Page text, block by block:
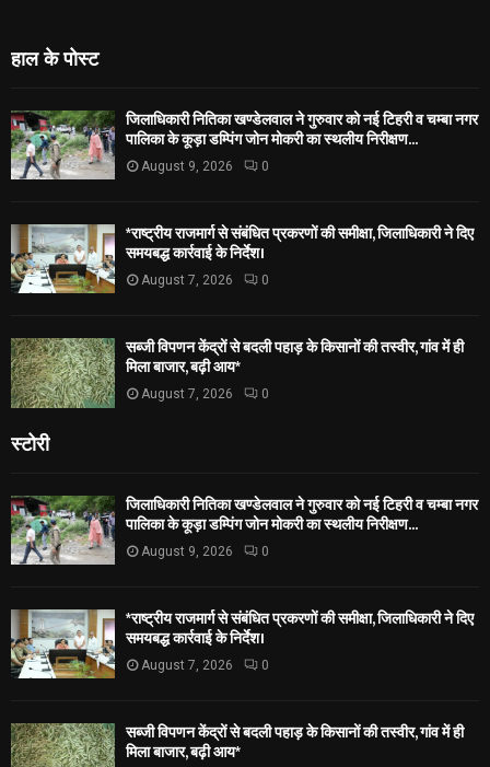
हाल के पोस्ट
जिलाधिकारी नितिका खण्डेलवाल ने गुरुवार को नई टिहरी व चम्बा नगर
पालिका के कूड़ा डम्पिंग जोन मोकरी का स्थलीय निरीक्षण...
August 9, 2026 0
*राष्ट्रीय राजमार्ग से संबंधित प्रकरणों की समीक्षा, जिलाधिकारी ने दिए
समयबद्ध कार्रवाई के निर्देश।
August 7, 2026 0
सब्जी विपणन केंद्रों से बदली पहाड़ के किसानों की तस्वीर, गांव में ही
मिला बाजार, बढ़ी आय*
August 7, 2026 0
स्टोरी
जिलाधिकारी नितिका खण्डेलवाल ने गुरुवार को नई टिहरी व चम्बा नगर
पालिका के कूड़ा डम्पिंग जोन मोकरी का स्थलीय निरीक्षण...
August 9, 2026 0
*राष्ट्रीय राजमार्ग से संबंधित प्रकरणों की समीक्षा, जिलाधिकारी ने दिए
समयबद्ध कार्रवाई के निर्देश।
August 7, 2026 0
सब्जी विपणन केंद्रों से बदली पहाड़ के किसानों की तस्वीर, गांव में ही
मिला बाजार, बढ़ी आय*